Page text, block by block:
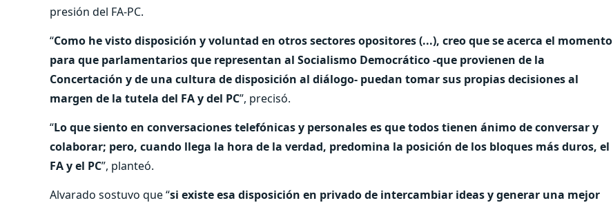
presión del FA-PC.
“Como he visto disposición y voluntad en otros sectores opositores (...), creo que se acerca el momento
para que parlamentarios que representan al Socialismo Democrático -que provienen de la
Concertación y de una cultura de disposición al diálogo- puedan tomar sus propias decisiones al
margen de la tutela del FA y del PC”, precisó.
“Lo que siento en conversaciones telefónicas y personales es que todos tienen ánimo de conversar y
colaborar; pero, cuando llega la hora de la verdad, predomina la posición de los bloques más duros, el
FA y el PC”, planteó.
Alvarado sostuvo que “si existe esa disposición en privado de intercambiar ideas y generar una mejor